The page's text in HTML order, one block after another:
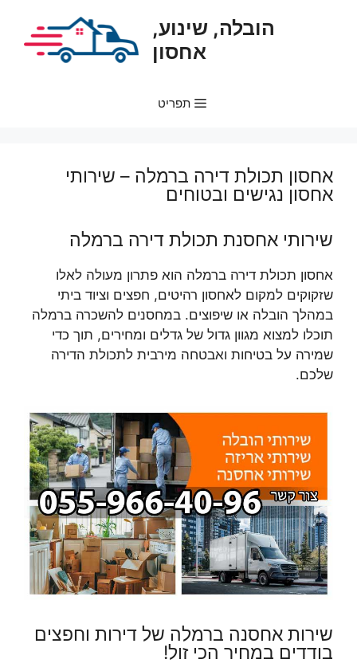
הובלה, שינוע,
אחסון
תפריט
אחסון תכולת דירה ברמלה – שירותי
אחסון נגישים ובטוחים
שירותי אחסנת תכולת דירה ברמלה
אחסון תכולת דירה ברמלה הוא פתרון מעולה לאלו
שזקוקים למקום לאחסון רהיטים, חפצים וציוד ביתי
במהלך הובלה או שיפוצים. במחסנים להשכרה ברמלה
תוכלו למצוא מגוון גדול של גדלים ומחירים, תוך כדי
שמירה על בטיחות ואבטחה מירבית לתכולת הדירה
שלכם.
שירות אחסנה ברמלה של דירות וחפצים
בודדים במחיר הכי זול!